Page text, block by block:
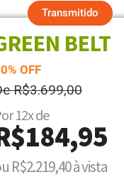
Transmitido
BELT
OFF
R$3.699,00
12x de
R$2.219,40 à vista